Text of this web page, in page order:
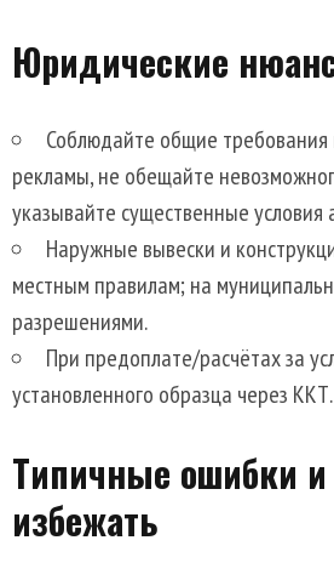
Юридические
Соблюдайте общие требования
рекламы, не обещайте
указывайте существенные условия
Наружные вывески и
местным правилам; на
разрешениями.
При предоплате/расчётах за
установленного образца через ККТ.
Типичные ошибки и
избежать